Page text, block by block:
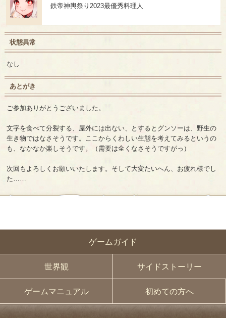
ゲームガイド
世界観 サイドストーリー
ゲームマニュアル 初めての方へ
鉄帝神輿祭り2023最優秀料理人
状態異常
なし
あとがき
ご参加ありがとうございました。
文字を食べて分裂する、屋外には出ない、とするとグンソーは、野生の
生き物ではなさそうです。ここからくわしい生態を考えてみるというの
も、なかなか楽しそうです。（需要は全くなさそうですがっ）
次回もよろしくお願いいたします。そして大変たいへん、お疲れ様でし
た……